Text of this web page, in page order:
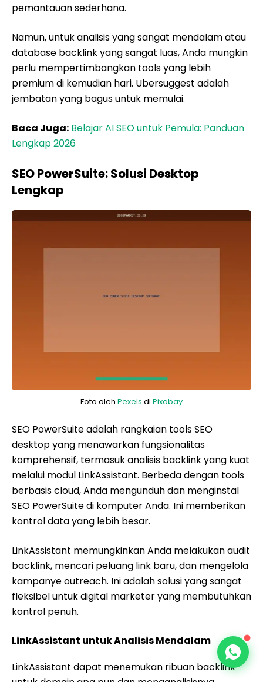
pemantauan sederhana.
Namun, untuk analisis yang sangat mendalam atau
database backlink yang sangat luas, Anda mungkin
perlu mempertimbangkan tools yang lebih
premium di kemudian hari. Ubersuggest adalah
jembatan yang bagus untuk memulai.
Baca Juga: Belajar AI SEO untuk Pemula: Panduan
Lengkap 2026
SEO PowerSuite: Solusi Desktop
Lengkap
Foto oleh Pexels di Pixabay
SEO PowerSuite adalah rangkaian tools SEO
desktop yang menawarkan fungsionalitas
komprehensif, termasuk analisis backlink yang kuat
melalui modul LinkAssistant. Berbeda dengan tools
berbasis cloud, Anda mengunduh dan menginstal
SEO PowerSuite di komputer Anda. Ini memberikan
kontrol data yang lebih besar.
LinkAssistant memungkinkan Anda melakukan audit
backlink, mencari peluang link baru, dan mengelola
kampanye outreach. Ini adalah solusi yang sangat
fleksibel untuk digital marketer yang membutuhkan
kontrol penuh.
LinkAssistant untuk Analisis Mendalam
LinkAssistant dapat menemukan ribuan backlink